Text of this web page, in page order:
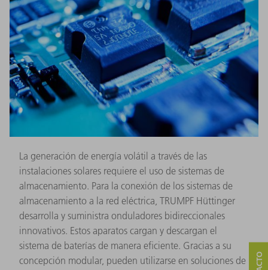
La generación de energía volátil a través de las
instalaciones solares requiere el uso de sistemas de
almacenamiento. Para la conexión de los sistemas de
almacenamiento a la red eléctrica, TRUMPF Hüttinger
desarrolla y suministra onduladores bidireccionales
innovativos. Estos aparatos cargan y descargan el
sistema de baterías de manera eficiente. Gracias a su
concepción modular, pueden utilizarse en soluciones de